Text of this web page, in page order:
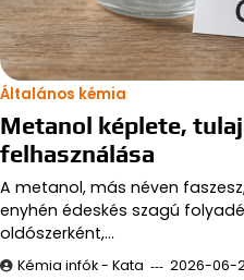
Általános kémia
Metanol képlete,
felhasználása
A metanol, más néven
enyhén édeskés szagú
oldószerként,…
Kémia infók - Kata 2026-06-